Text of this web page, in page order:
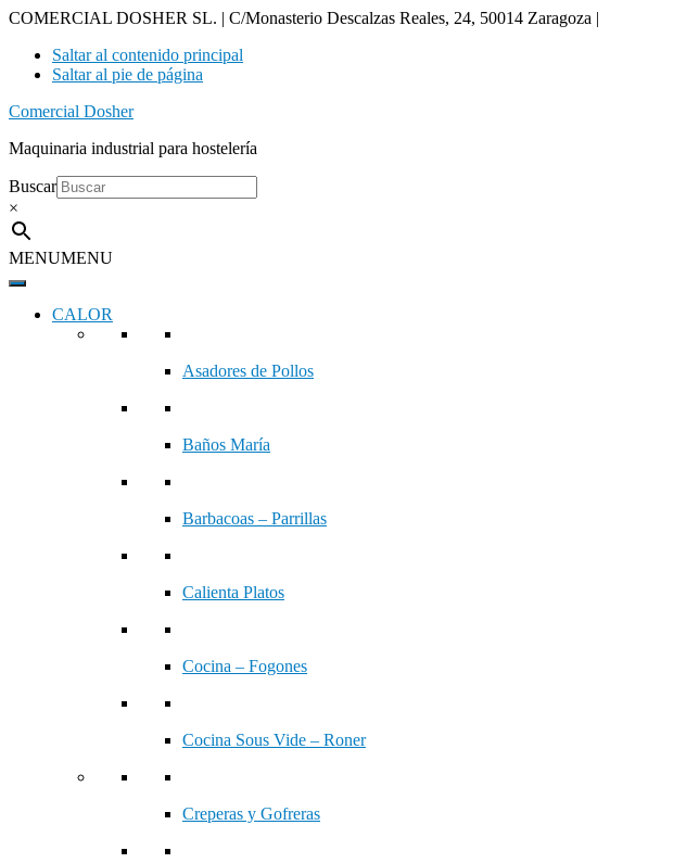
COMERCIAL DOSHER SL. | C/Monasterio Descalzas Reales, 24, 50014 Zaragoza |
Saltar al contenido principal
Saltar al pie de página
Comercial Dosher
Maquinaria industrial para hostelería
Buscar
×
MENUMENU
CALOR
Asadores de Pollos
Baños María
Barbacoas – Parrillas
Calienta Platos
Cocina – Fogones
Cocina Sous Vide – Roner
Creperas y Gofreras